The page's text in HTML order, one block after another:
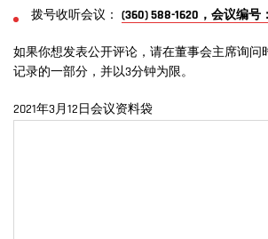
拨号收听会议： (360) 588-1620，会议编号
如果你想发表公开评论，请在董事会主席询问
记录的一部分，并以3分钟为限。
2021年3月12日会议资料袋